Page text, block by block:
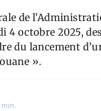
de
4 octobre 2025,
du lancement
».
min.